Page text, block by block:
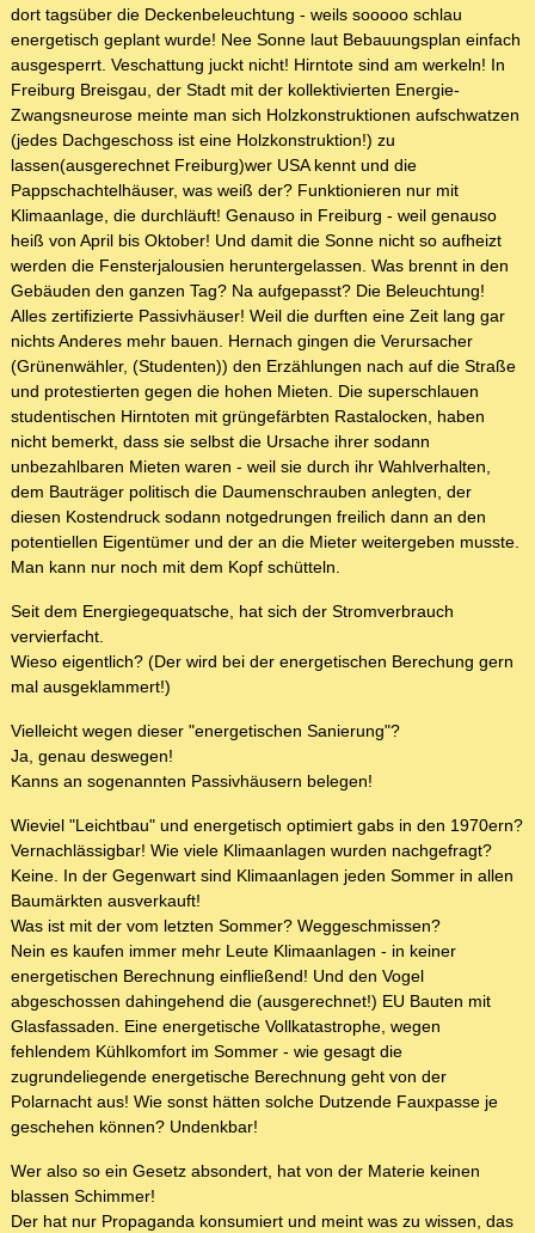
dort tagsüber die Deckenbeleuchtung - weils sooooo schlau
energetisch geplant wurde! Nee Sonne laut Bebauungsplan einfach
ausgesperrt. Veschattung juckt nicht! Hirntote sind am werkeln! In
Freiburg Breisgau, der Stadt mit der kollektivierten Energie-
Zwangsneurose meinte man sich Holzkonstruktionen aufschwatzen
(jedes Dachgeschoss ist eine Holzkonstruktion!) zu
lassen(ausgerechnet Freiburg)wer USA kennt und die
Pappschachtelhäuser, was weiß der? Funktionieren nur mit
Klimaanlage, die durchläuft! Genauso in Freiburg - weil genauso
heiß von April bis Oktober! Und damit die Sonne nicht so aufheizt
werden die Fensterjalousien heruntergelassen. Was brennt in den
Gebäuden den ganzen Tag? Na aufgepasst? Die Beleuchtung!
Alles zertifizierte Passivhäuser! Weil die durften eine Zeit lang gar
nichts Anderes mehr bauen. Hernach gingen die Verursacher
(Grünenwähler, (Studenten)) den Erzählungen nach auf die Straße
und protestierten gegen die hohen Mieten. Die superschlauen
studentischen Hirntoten mit grüngefärbten Rastalocken, haben
nicht bemerkt, dass sie selbst die Ursache ihrer sodann
unbezahlbaren Mieten waren - weil sie durch ihr Wahlverhalten,
dem Bauträger politisch die Daumenschrauben anlegten, der
diesen Kostendruck sodann notgedrungen freilich dann an den
potentiellen Eigentümer und der an die Mieter weitergeben musste.
Man kann nur noch mit dem Kopf schütteln.
Seit dem Energiegequatsche, hat sich der Stromverbrauch
vervierfacht.
Wieso eigentlich? (Der wird bei der energetischen Berechung gern
mal ausgeklammert!)
Vielleicht wegen dieser "energetischen Sanierung"?
Ja, genau deswegen!
Kanns an sogenannten Passivhäusern belegen!
Wieviel "Leichtbau" und energetisch optimiert gabs in den 1970ern?
Vernachlässigbar! Wie viele Klimaanlagen wurden nachgefragt?
Keine. In der Gegenwart sind Klimaanlagen jeden Sommer in allen
Baumärkten ausverkauft!
Was ist mit der vom letzten Sommer? Weggeschmissen?
Nein es kaufen immer mehr Leute Klimaanlagen - in keiner
energetischen Berechnung einfließend! Und den Vogel
abgeschossen dahingehend die (ausgerechnet!) EU Bauten mit
Glasfassaden. Eine energetische Vollkatastrophe, wegen
fehlendem Kühlkomfort im Sommer - wie gesagt die
zugrundeliegende energetische Berechnung geht von der
Polarnacht aus! Wie sonst hätten solche Dutzende Fauxpasse je
geschehen können? Undenkbar!
Wer also so ein Gesetz absondert, hat von der Materie keinen
blassen Schimmer!
Der hat nur Propaganda konsumiert und meint was zu wissen, das